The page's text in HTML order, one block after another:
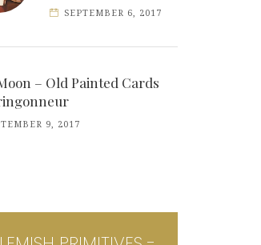
SEPTEMBER 6, 2017
– Old Painted Cards
9, 2017